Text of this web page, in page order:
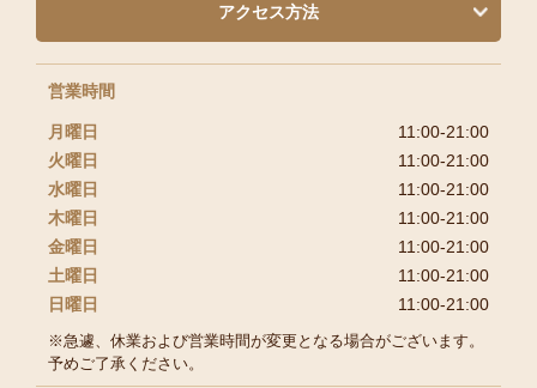
営業時間
月曜日
11:00-21:00
火曜日
11:00-21:00
水曜日
11:00-21:00
木曜日
11:00-21:00
金曜日
11:00-21:00
土曜日
11:00-21:00
日曜日
11:00-21:00
※急遽、休業および営業時間が変更となる場合がございます。
予めご了承ください。
アクセス方法